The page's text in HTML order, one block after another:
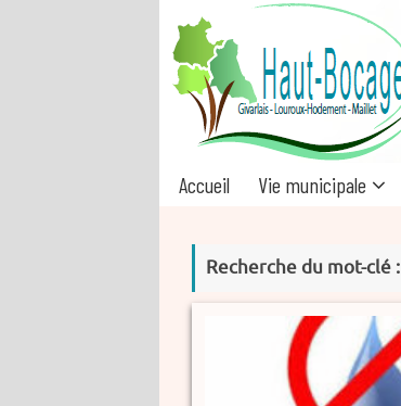
Accueil Vie municipale
Recherche du mot-clé :